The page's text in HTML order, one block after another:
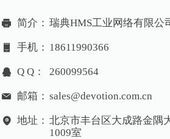
简介： 瑞典HMS工业网络有限公
手机： 18611990366
Q Q： 260099564
邮箱： sales@devotion.com.cn
地址： 北京市丰台区大成路金隅
1009室